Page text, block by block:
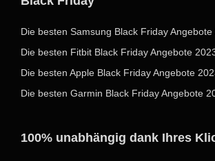
Die besten Samsung Black Friday Angebote
Die besten Fitbit Black Friday Angebote
Die besten Apple Black Friday Angebote
Die besten Garmin Black Friday Angebote
100% unabhängig dank Ihres